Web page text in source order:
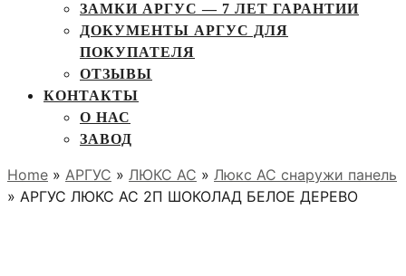
ЗАМКИ АРГУС — 7 ЛЕТ ГАРАНТИИ
ДОКУМЕНТЫ АРГУС ДЛЯ
ПОКУПАТЕЛЯ
ОТЗЫВЫ
КОНТАКТЫ
О НАС
ЗАВОД
Home » АРГУС » ЛЮКС АС » Люкс АС снаружи панель
» АРГУС ЛЮКС АС 2П ШОКОЛАД БЕЛОЕ ДЕРЕВО